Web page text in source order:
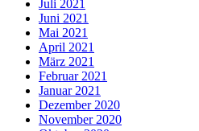
Juli 2021
Juni 2021
Mai 2021
April 2021
März 2021
Februar 2021
Januar 2021
Dezember 2020
November 2020